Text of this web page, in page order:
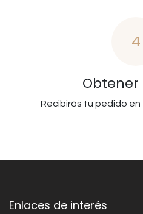
4
Recibirás tu pedido en
Enlaces de interés